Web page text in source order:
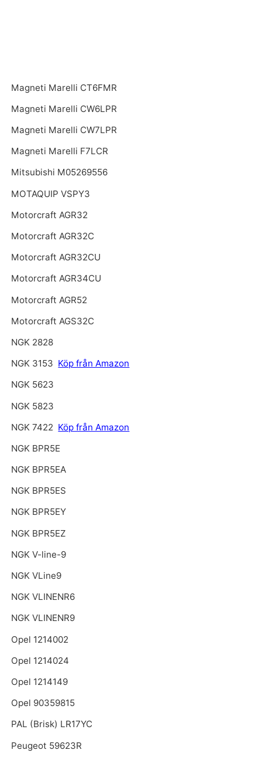
Magneti Marelli CT6FMR
Magneti Marelli CW6LPR
Magneti Marelli CW7LPR
Magneti Marelli F7LCR
Mitsubishi M05269556
MOTAQUIP VSPY3
Motorcraft AGR32
Motorcraft AGR32C
Motorcraft AGR32CU
Motorcraft AGR34CU
Motorcraft AGR52
Motorcraft AGS32C
NGK 2828
NGK 3153 Köp från Amazon
NGK 5623
NGK 5823
NGK 7422 Köp från Amazon
NGK BPR5E
NGK BPR5EA
NGK BPR5ES
NGK BPR5EY
NGK BPR5EZ
NGK V-line-9
NGK VLine9
NGK VLINENR6
NGK VLINENR9
Opel 1214002
Opel 1214024
Opel 1214149
Opel 90359815
PAL (Brisk) LR17YC
Peugeot 59623R